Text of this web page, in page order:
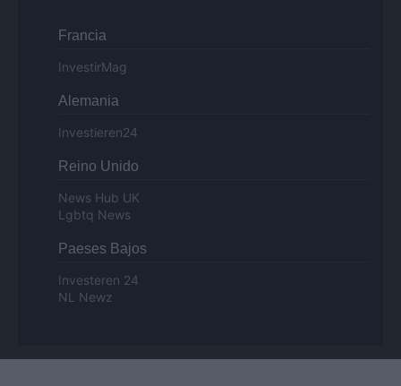
Francia
InvestirMag
Alemania
Investieren24
Reino Unido
News Hub UK
Lgbtq News
Paeses Bajos
Investeren 24
NL Newz